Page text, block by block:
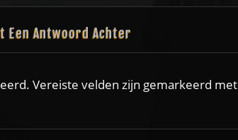
Een Antwoord Achter
Vereiste velden zijn gemarkeerd met